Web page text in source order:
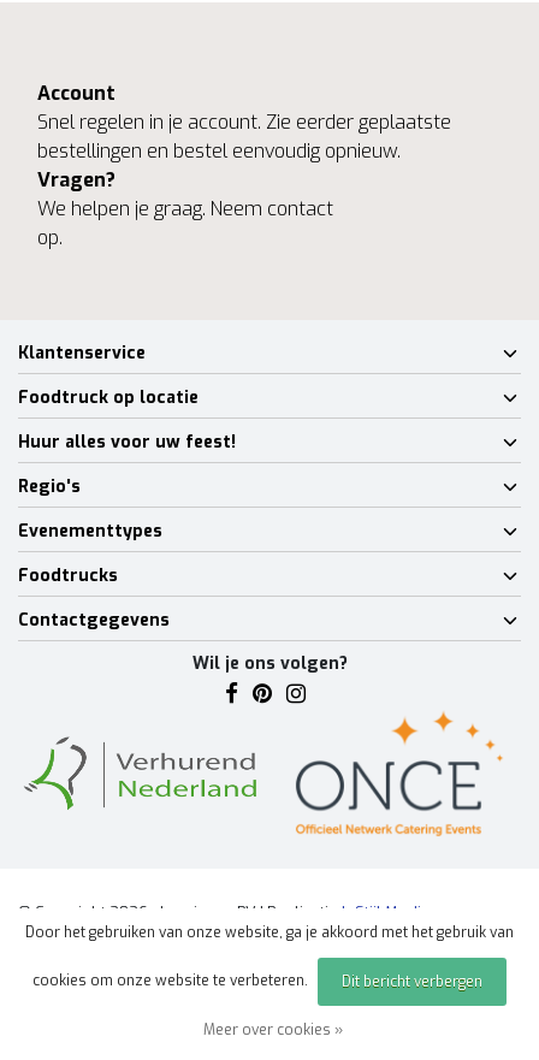
Account
Snel regelen in je account. Zie eerder geplaatste
bestellingen en bestel eenvoudig opnieuw.
Vragen?
We helpen je graag. Neem contact
op.
Klantenservice
Foodtruck op locatie
Huur alles voor uw feest!
Regio's
Evenementtypes
Foodtrucks
Contactgegevens
Wil je ons volgen?
© Copyright 2026 - Lumineux BV | Realisatie
InStijl Media
Algemene voorwaarden|Disclaimer|Privacy Policy|Sitemap |
Door het gebruiken van onze website, ga je akkoord met het gebruik van
cookies om onze website te verbeteren. Dit bericht verbergen
Meer over cookies »